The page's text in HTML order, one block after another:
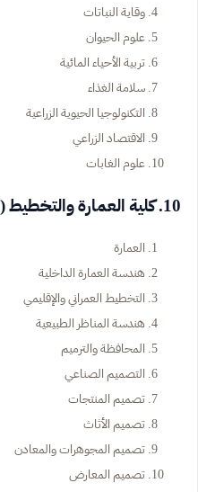
وقاية النباتات
علوم الحيوان
تربية الأحياء المائية
سلامة الغذاء
التكنولوجيا الحيوية الزراعية
الاقتصاد الزراعي
علوم الغابات
10. كلية العمارة والتخطيط (10 تخصصات)
العمارة
هندسة العمارة الداخلية
التخطيط العمراني والإقليمي
هندسة المناظر الطبيعية
المحافظة والترميم
التصميم الصناعي
تصميم المنتجات
تصميم الأثاث
تصميم المجوهرات والمعادن
تصميم المعارض